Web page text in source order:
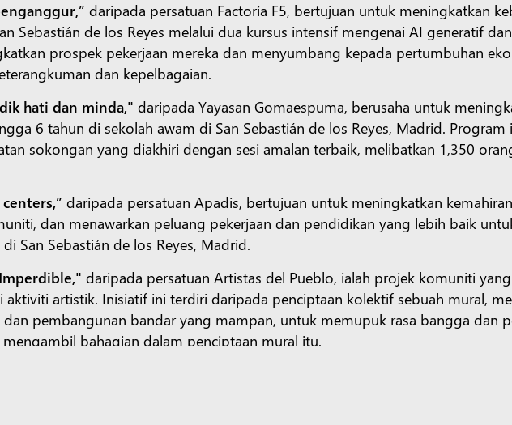
daripada persatuan Factoría F5, bertujuan untuk meningkatkan
Sebastián de los Reyes melalui dua kursus intensif mengenai AI generatif
prospek pekerjaan mereka dan menyumbang kepada pertumbuhan
dan kepelbagaian.
hati dan minda," daripada Yayasan Gomaespuma, berusaha untuk
6 tahun di sekolah awam di San Sebastián de los Reyes, Madrid.
sokongan yang diakhiri dengan sesi amalan terbaik, melibatkan 1,350
daripada persatuan Apadis, bertujuan untuk meningkatkan
dan menawarkan peluang pekerjaan dan pendidikan yang lebih baik
San Sebastián de los Reyes, Madrid.
daripada persatuan Artistas del Pueblo, ialah projek komuniti
aktiviti artistik. Inisiatif ini terdiri daripada penciptaan kolektif sebuah mural,
dan pembangunan bandar yang mampan, untuk memupuk rasa bangga dan
bahagian dalam penciptaan mural itu.